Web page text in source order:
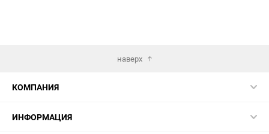
наверх
КОМПАНИЯ
ИНФОРМАЦИЯ